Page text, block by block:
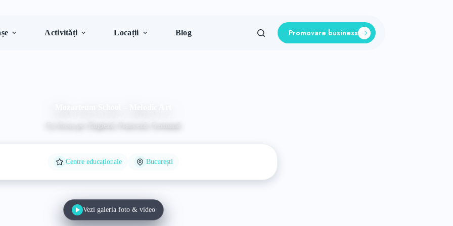
Activități Locații Blog Promovare business
Cu focus pe: Engleză, Franceză, Germană
Centre educaționale București
Vezi galeria foto & video